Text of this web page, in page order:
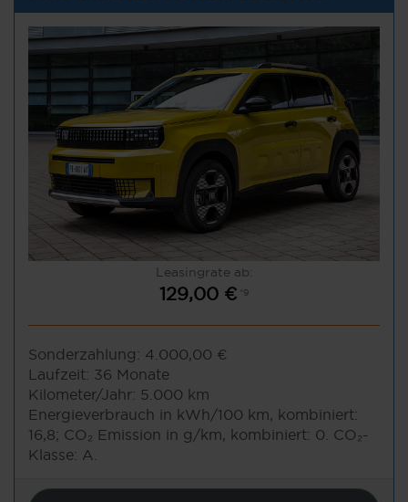
Leasingrate ab:
129,00 € *9
Sonderzahlung: 4.000,00 €
Laufzeit: 36 Monate
Kilometer/Jahr: 5.000 km
Energieverbrauch in kWh/100 km, kombiniert:
16,8; CO₂ Emission in g/km, kombiniert: 0. CO₂-
Klasse: A.